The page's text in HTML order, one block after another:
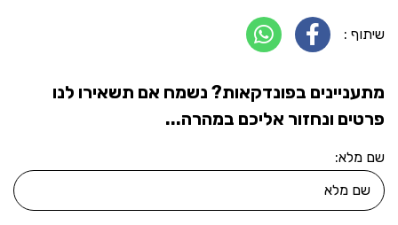
שיתוף :
מתעניינים בפונדקאות? נשמח אם תשאירו לנו
פרטים ונחזור אליכם במהרה...
שם מלא: